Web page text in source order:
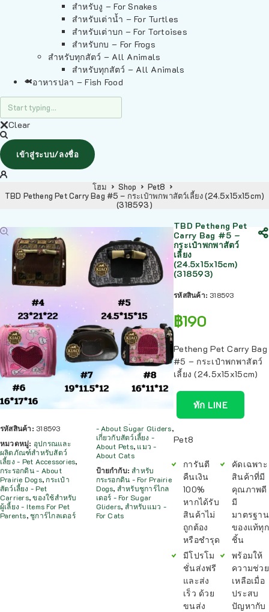
สำหรับงู – For Snakes
สำหรับเต่าน้ำ – For Turtles
สำหรับเต่าบก – For Tortoises
สำหรับกบ – For Frogs
สำหรับทุกสัตว์ – All Animals
สำหรับทุกสัตว์ – All Animals
อาหารปลา – Fish Food
Clear
เข้าสู่ระบบ/ลงชื่อ
โฮม Shop
Pet8
TBD Petheng Pet Carry Bag #5 – กระเป๋าพกพาสัตว์เลี้ยง (24.5x15x15cm)
(318593)
รหัสสินค้า: 318593
หมวดหมู่: อุปกรณและ
ผลิตภัณฑ์สำหรับสัตว์
เลี้ยง - Pet Accessories,
กระรอกดิน - About
Prairie Dogs, กระเป๋า
สัตว์เลี้ยง - Pet
Carriers,ของใช้สำหรับ
ผู้เลี้ยง - Items For Pet
Parents,ชูการ์ไกลเดอร์
- About Sugar Gliders,
เกี่ยวกับสัตว์เลี้ยง -
About Pets, แมว -
About Cats
ป้ายกำกับ:สำหรับ
กระรอกดิน - For Prairie
Dogs, สำหรับชูการ์ไกล
เดอร์ - For Sugar
Gliders, สำหรับแมว -
For Cats
TBD Petheng Pet
Carry Bag #5 –
กระเป๋าพกพาสัตว์
เลี้ยง
(24.5x15x15cm)
(318593)
รหัสสินค้า: 318593
฿190
Petheng Pet Carry Bag
#5 – กระเป๋าพกพาสัตว์
เลี้ยง (24.5x15x15cm)
ทัก LINE
Pet8
การันตี
คืนเงิน
100%
หากได้รับ
สินค้าไม่
ถูกต้อง
หรือชำรุด
มีโปรโม
ชั่นส่งฟรี
และส่ง
เร็ว ด้วย
ขนส่ง
คัดเฉพาะ
สินค้าที่มี
คุณภาพดี
มี
มาตรฐาน
ของแท้ทุก
ชิ้น
พร้อมให้
ความช่วย
เหลือเมื่อ
ประสบ
ปัญหากับ